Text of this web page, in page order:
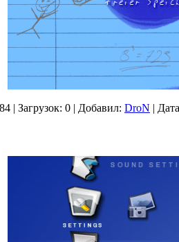
| Загрузок: 0 | Добавил: DroN |